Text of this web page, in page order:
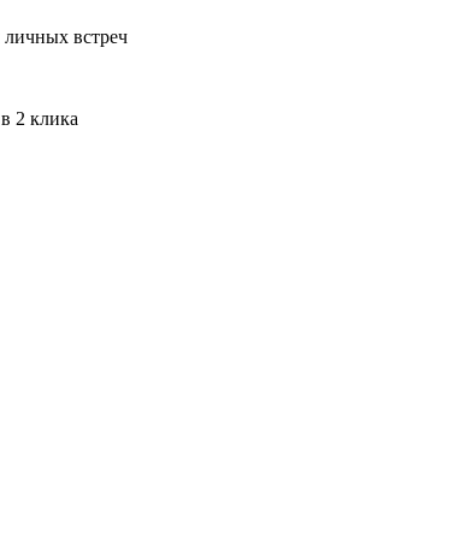
встреч
2 клика